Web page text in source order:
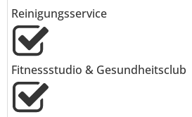
Reinigungsservice
Fitnessstudio & Gesundheitsclub